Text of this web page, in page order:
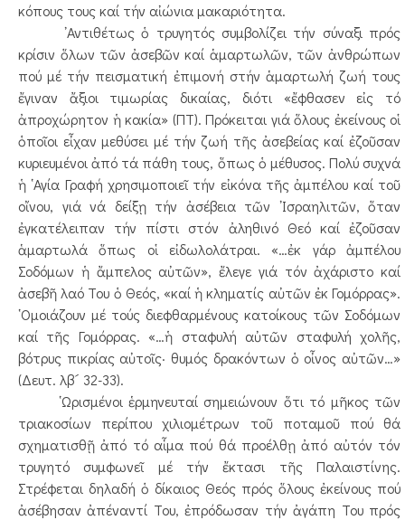
κόπους τους καί τήν αἰώνια μακαριότητα.
᾿Αντιθέτως ὁ τρυγητός συμβολίζει τήν σύναξι πρός
κρίσιν ὅλων τῶν ἀσεβῶν καί ἁμαρτωλῶν, τῶν ἀνθρώπων
πού μέ τήν πεισματική ἐπιμονή στήν ἁμαρτωλή ζωή τους
ἔγιναν ἄξιοι τιμωρίας δικαίας, διότι «ἔφθασεν εἰς τό
ἀπροχώρητον ἡ κακία» (ΠΤ). Πρόκειται γιά ὅλους ἐκείνους οἱ
ὁποῖοι εἶχαν μεθύσει μέ τήν ζωή τῆς ἀσεβείας καί ἐζοῦσαν
κυριευμένοι ἀπό τά πάθη τους, ὅπως ὁ μέθυσος. Πολύ συχνά
ἡ ῾Αγία Γραφή χρησιμοποιεῖ τήν εἰκόνα τῆς ἀμπέλου καί τοῦ
οἴνου, γιά νά δείξῃ τήν ἀσέβεια τῶν ᾿Ισραηλιτῶν, ὅταν
ἐγκατέλειπαν τήν πίστι στόν ἀληθινό Θεό καί ἐζοῦσαν
ἁμαρτωλά ὅπως οἱ εἰδωλολάτραι. «…ἐκ γάρ ἀμπέλου
Σοδόμων ἡ ἄμπελος αὐτῶν», ἔλεγε γιά τόν ἀχάριστο καί
ἀσεβῆ λαό Του ὁ Θεός, «καί ἡ κληματίς αὐτῶν ἐκ Γομόρρας».
῾Ομοιάζουν μέ τούς διεφθαρμένους κατοίκους τῶν Σοδόμων
καί τῆς Γομόρρας. «…ἡ σταφυλή αὐτῶν σταφυλή χολῆς,
βότρυς πικρίας αὐτοῖς· θυμός δρακόντων ὁ οἶνος αὐτῶν…»
(Δευτ. λβ´ 32-33).
῾Ωρισμένοι ἑρμηνευταί σημειώνουν ὅτι τό μῆκος τῶν
τριακοσίων περίπου χιλιομέτρων τοῦ ποταμοῦ πού θά
σχηματισθῇ ἀπό τό αἷμα πού θά προέλθῃ ἀπό αὐτόν τόν
τρυγητό συμφωνεῖ μέ τήν ἔκτασι τῆς Παλαιστίνης.
Στρέφεται δηλαδή ὁ δίκαιος Θεός πρός ὅλους ἐκείνους πού
ἀσέβησαν ἀπέναντί Του, ἐπρόδωσαν τήν ἀγάπη Του πρός